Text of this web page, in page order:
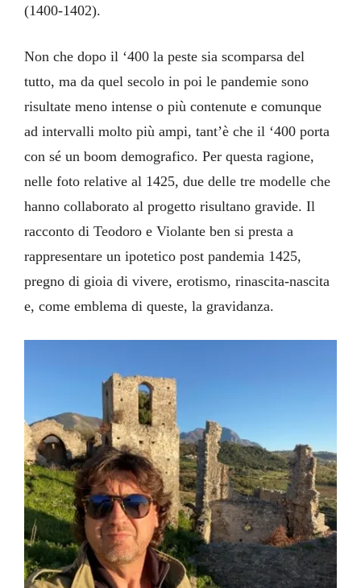
(1400-1402).
Non che dopo il ‘400 la peste sia scomparsa del
tutto, ma da quel secolo in poi le pandemie sono
risultate meno intense o più contenute e comunque
ad intervalli molto più ampi, tant’è che il ‘400 porta
con sé un boom demografico. Per questa ragione,
nelle foto relative al 1425, due delle tre modelle che
hanno collaborato al progetto risultano gravide. Il
racconto di Teodoro e Violante ben si presta a
rappresentare un ipotetico post pandemia 1425,
pregno di gioia di vivere, erotismo, rinascita-nascita
e, come emblema di queste, la gravidanza.